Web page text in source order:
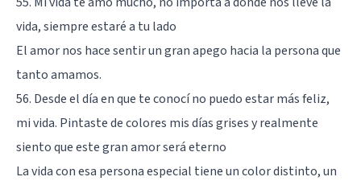
vida, siempre estaré a tu lado
El amor nos hace sentir un gran apego hacia la persona que
tanto amamos.
56. Desde el día en que te conocí no puedo estar más feliz,
mi vida. Pintaste de colores mis días grises y realmente
siento que este gran amor será eterno
La vida con esa persona especial tiene un color distinto, un